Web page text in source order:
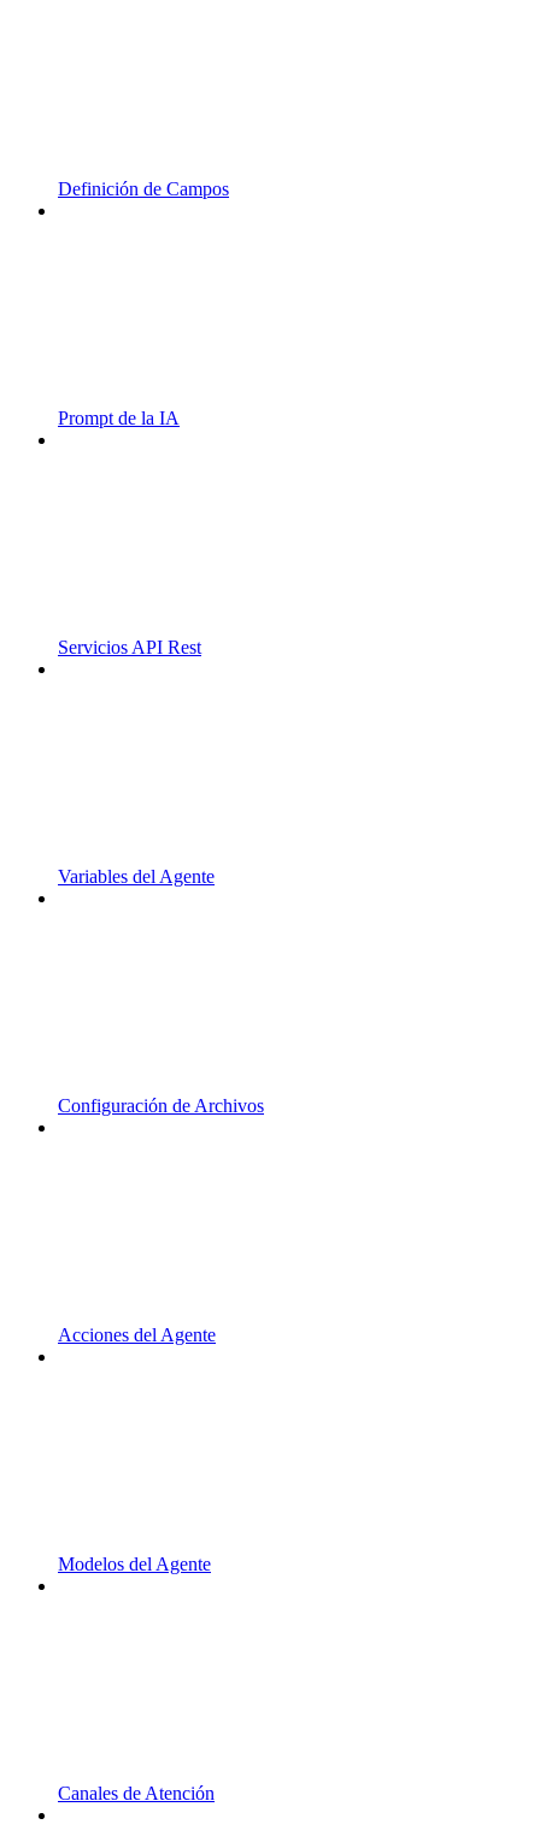
Definición de Campos
Prompt de la IA
Servicios API Rest
Variables del Agente
Configuración de Archivos
Acciones del Agente
Modelos del Agente
Canales de Atención